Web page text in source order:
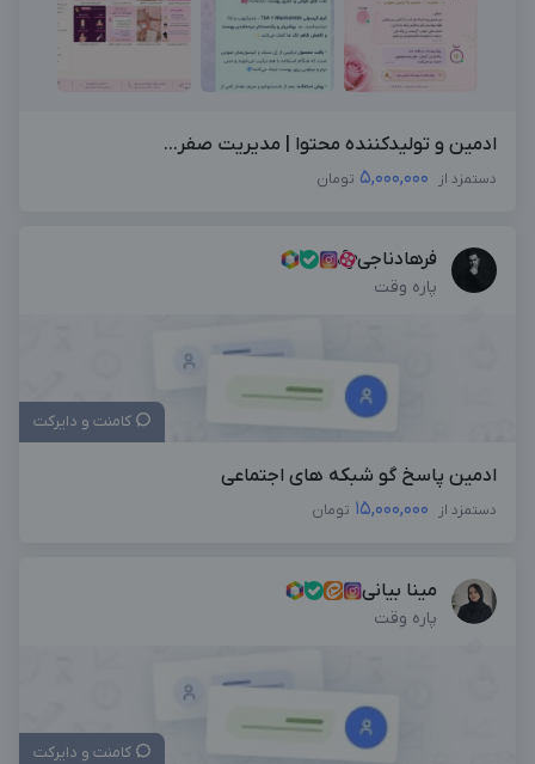
ادمین و تولیدکننده محتوا | مدیریت صفر...
دستمزد از 5,000,000 تومان
فرهادناجی
پاره وقت
کامنت و دایرکت
ادمین پاسخ گو شبکه های اجتماعی
دستمزد از 15,000,000 تومان
مینا بیانی
پاره وقت
کامنت و دایرکت